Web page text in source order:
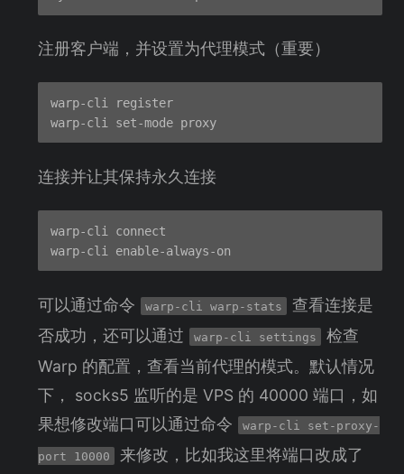
注册客户端，并设置为代理模式（重要）
warp-cli register
warp-cli set-mode proxy
连接并让其保持永久连接
warp-cli connect
可以通过命令 warp-cli warp-stats
查看连接是
否成功，还可以通过
warp-cli settings
检查
Warp 的配置，查看当前代理的模式。默认情况
下， socks5 监听的是 VPS 的 40000 端口，如
果想修改端口可以通过命令
warp-cli set-proxy-
port 10000
来修改，比如我这里将端口改成了